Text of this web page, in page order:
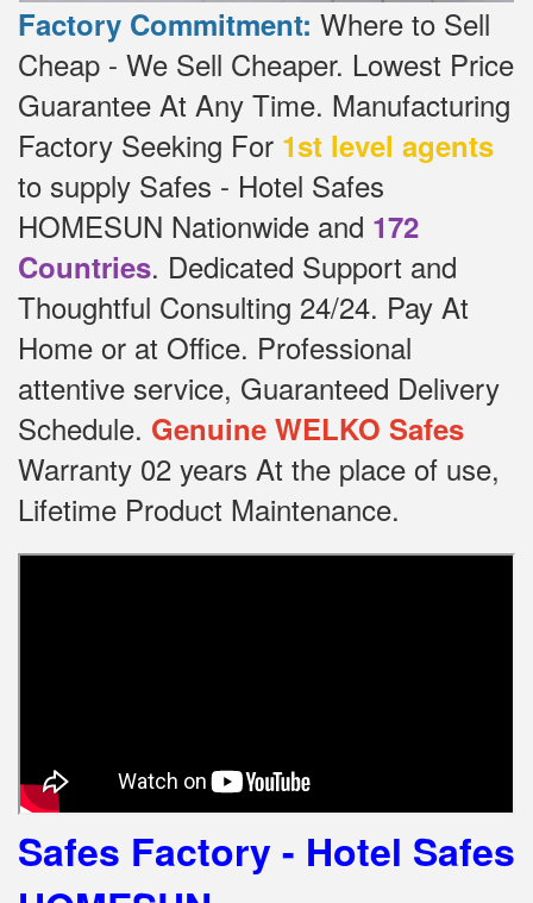
Factory Commitment: Where to Sell
Cheap - We Sell Cheaper. Lowest Price
Guarantee At Any Time. Manufacturing
Factory Seeking For 1st level agents
to supply Safes - Hotel Safes
HOMESUN Nationwide and 172
Countries. Dedicated Support and
Thoughtful Consulting 24/24. Pay At
Home or at Office. Professional
attentive service, Guaranteed Delivery
Schedule. Genuine WELKO Safes
Warranty 02 years At the place of use,
Lifetime Product Maintenance.
Safes Factory - Hotel Safes